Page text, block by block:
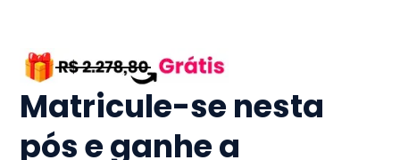
Matricule-se nesta
pós e ganhe a